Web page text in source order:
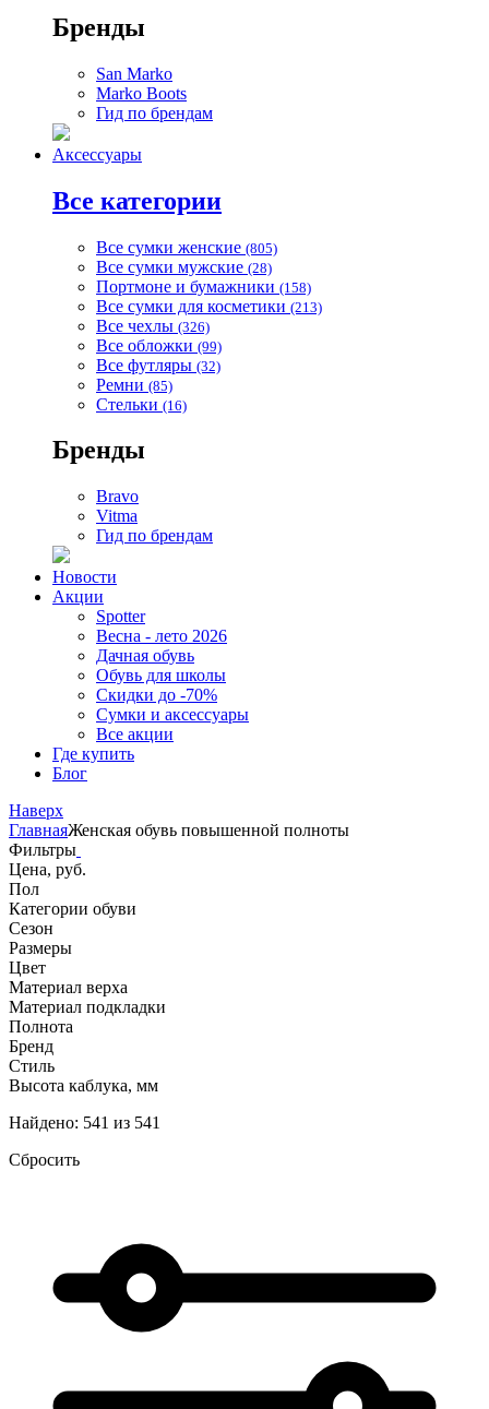
Бренды
San Marko
Marko Boots
Гид по брендам
Аксессуары
Все категории
Все сумки женские (805)
Все сумки мужские (28)
Портмоне и бумажники (158)
Все сумки для косметики (213)
Все чехлы (326)
Все обложки (99)
Все футляры (32)
Ремни (85)
Стельки (16)
Бренды
Bravo
Vitma
Гид по брендам
Новости
Акции
Spotter
Весна - лето 2026
Дачная обувь
Обувь для школы
Скидки до -70%
Сумки и аксессуары
Все акции
Где купить
Блог
Наверх
ГлавнаяЖенская обувь повышенной полноты
Фильтры
Цена, руб.
Пол
Категории обуви
Сезон
Размеры
Цвет
Материал верха
Материал подкладки
Полнота
Бренд
Стиль
Высота каблука, мм
Найдено: 541 из 541
Сбросить